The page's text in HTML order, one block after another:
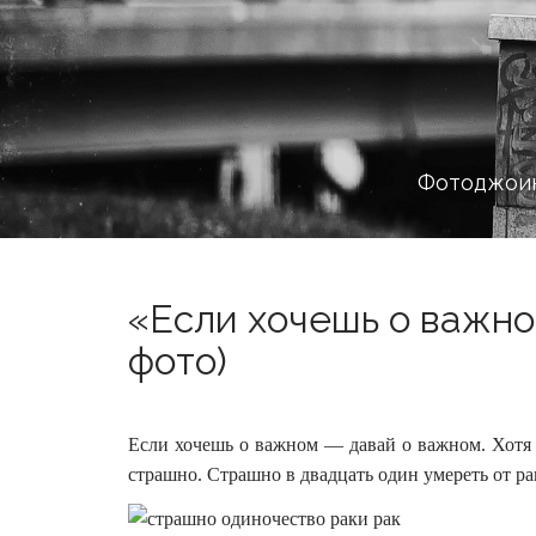
«Если хочешь о
фото)
Если хочешь о важном — давай о важном. Хотя
страшно. Страшно в двадцать один умереть от